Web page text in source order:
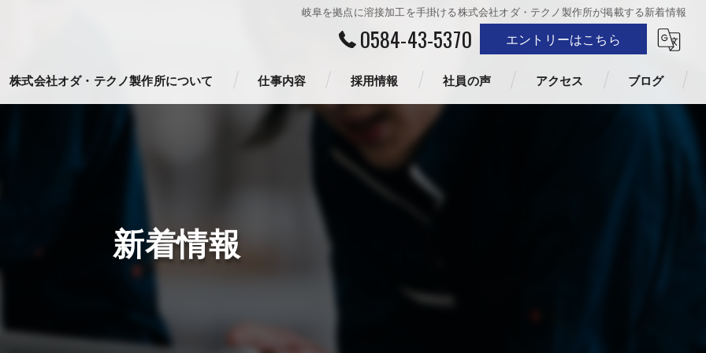
岐阜を拠点に溶接加工を手掛ける株式会社オダ・テクノ製作所が掲載する新着情報
0584-43-5370 エントリーはこちら
株式会社オダ・テクノ製作所について 仕事内容 採用情報 社員の声 アクセス ブログ
新着情報